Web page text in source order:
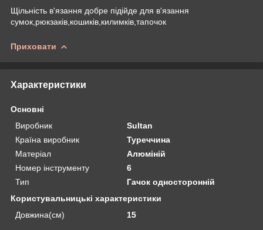
Щільність в'язання добре підійде для в'язання
сумок,рюкзаків,кошиків,килимків,тапочок
Приховати
Характеристики
Основні
Виробник
Sultan
Країна виробник
Туреччина
Матеріал
Алюміній
Номер інструменту
6
Тип
Гачок односторонній
Користувальницькі характеристики
Довжина(см)
15